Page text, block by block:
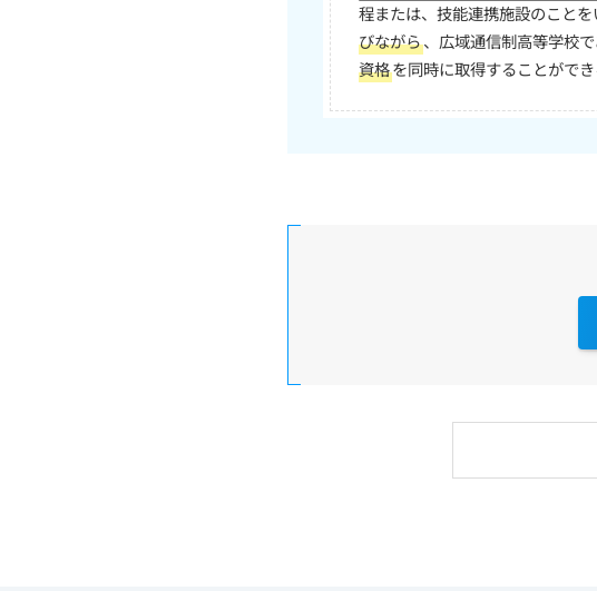
程または、技能連携施設のこと
びながら、広域通信制高等学校
資格を同時に取得することがで